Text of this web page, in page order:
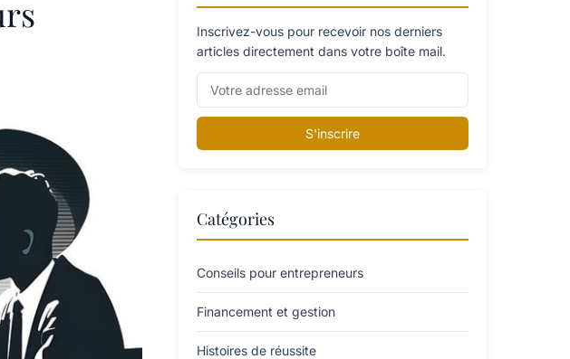
Inscrivez-vous pour recevoir nos derniers
articles directement dans votre boîte mail.
S'inscrire
Catégories
Conseils pour entrepreneurs
Financement et gestion
Histoires de réussite